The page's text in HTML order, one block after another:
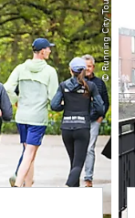
© Running City Tours